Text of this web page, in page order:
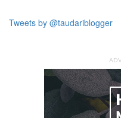
Tweets by @taudariblogger